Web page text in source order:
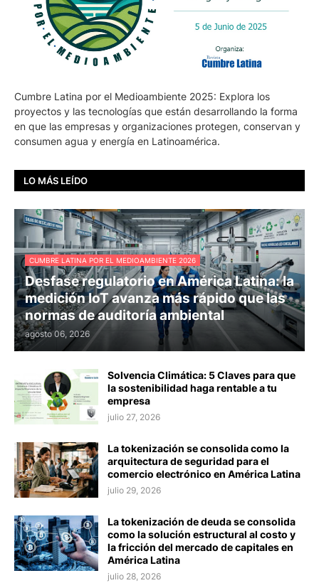
Cumbre Latina por el Medioambiente 2025: Explora los
proyectos y las tecnologías que están desarrollando la forma
en que las empresas y organizaciones protegen, conservan y
consumen agua y energía en Latinoamérica.
LO MÁS LEÍDO
CUMBRE LATINA POR EL MEDIOAMBIENTE 2026
Desfase regulatorio en América Latina: la
medición IoT avanza más rápido que las
normas de auditoría ambiental
agosto 06, 2026
Solvencia Climática: 5 Claves para que
la sostenibilidad haga rentable a tu
empresa
julio 27, 2026
La tokenización se consolida como la
arquitectura de seguridad para el
comercio electrónico en América Latina
julio 29, 2026
La tokenización de deuda se consolida
como la solución estructural al costo y
la fricción del mercado de capitales en
América Latina
julio 28, 2026